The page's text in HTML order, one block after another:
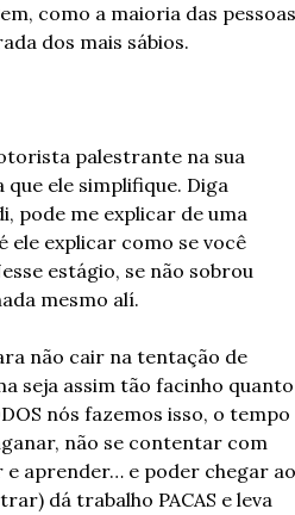
como a maioria das pessoas
dos mais sábios.
palestrante na sua
ele simplifique. Diga
pode me explicar de uma
ele explicar como se você
estágio, se não sobrou
mesmo alí.
não cair na tentação de
seja assim tão facinho quanto
nós fazemos isso, o tempo
não se contentar com
aprender… e poder chegar ao
dá trabalho PACAS e leva